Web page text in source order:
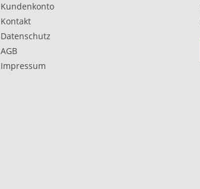
Kundenkonto
Kontakt
Datenschutz
AGB
Impressum